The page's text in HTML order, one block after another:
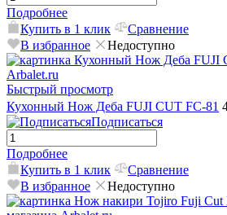
Подробнее
Купить в 1 клик
Сравнение
В избранное
Недоступно
Быстрый просмотр
Кухонный Нож Деба FUJI CUT FC-81
Подписаться
Подробнее
Купить в 1 клик
Сравнение
В избранное
Недоступно